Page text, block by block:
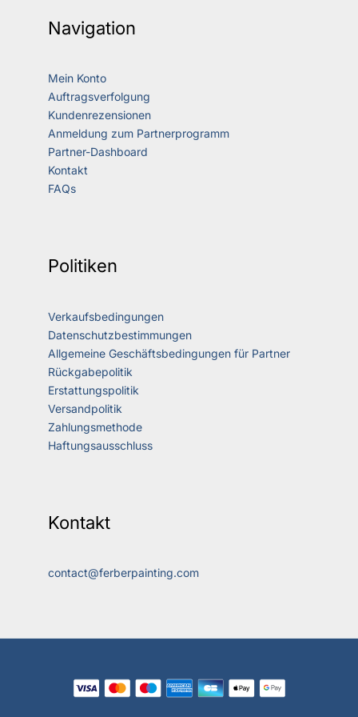
Navigation
Mein Konto
Auftragsverfolgung
Kundenrezensionen
Anmeldung zum Partnerprogramm
Partner-Dashboard
Kontakt
FAQs
Politiken
Verkaufsbedingungen
Datenschutzbestimmungen
Allgemeine Geschäftsbedingungen für Partner
Rückgabepolitik
Erstattungspolitik
Versandpolitik
Zahlungsmethode
Haftungsausschluss
Kontakt
contact@ferberpainting.com